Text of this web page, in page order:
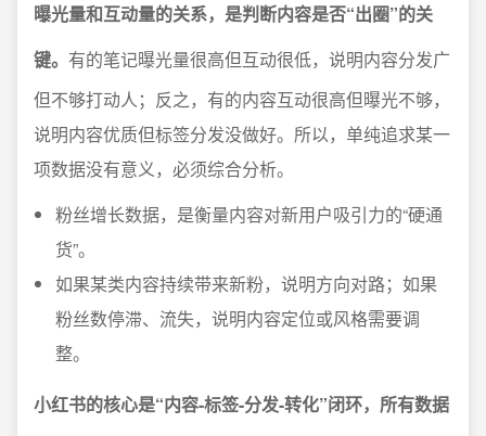
曝光量和互动量的关系，是判断内容是否“出圈”的关
键。 有的笔记曝光量很高但互动很低，说明内容分发广
但不够打动人；反之，有的内容互动很高但曝光不够，
说明内容优质但标签分发没做好。所以，单纯追求某一
项数据没有意义，必须综合分析。
粉丝增长数据，是衡量内容对新用户吸引力的“硬通
货”。
如果某类内容持续带来新粉，说明方向对路；如果
粉丝数停滞、流失，说明内容定位或风格需要调
整。
小红书的核心是“内容-标签-分发-转化”闭环，所有数据